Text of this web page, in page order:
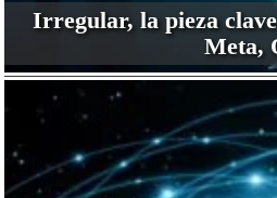
Irregular, la pieza
Meta,